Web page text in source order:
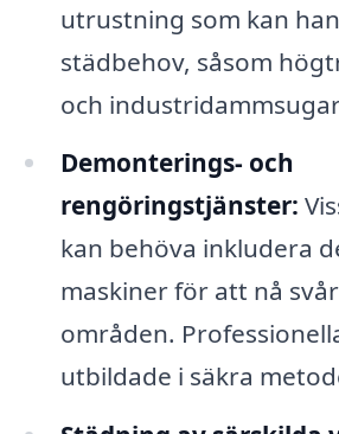
utrustning som kan
städbehov, såsom
och
Demonterings- och
rengöringstjänster:
kan behöva inkludera
maskiner för att nå
områden.
utbildade i säkra